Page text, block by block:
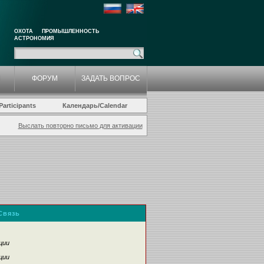
ОХОТА
ПРОМЫШЛЕННОСТЬ
АСТРОНОМИЯ
ФОРУМ ЗАДАТЬ ВОПРОС
Календарь/Calendar
Выслать повторно письмо для активации